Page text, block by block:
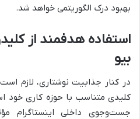
بهبود درک الگوریتمی خواهد شد.
استفاده هدفمند از
بیو
در کنار جذابیت نوشتاری، لازم
کلیدی متناسب با حوزه کاری خود
جست‌وجوی داخلی اینستاگرام